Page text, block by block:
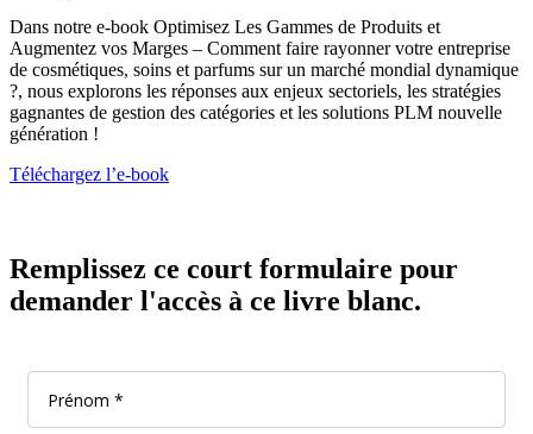
Dans notre e-book Optimisez Les Gammes de Produits et
Augmentez vos Marges – Comment faire rayonner votre entreprise
de cosmétiques, soins et parfums sur un marché mondial dynamique
?, nous explorons les réponses aux enjeux sectoriels, les stratégies
gagnantes de gestion des catégories et les solutions PLM nouvelle
génération !
Téléchargez l’e-book
Remplissez ce court formulaire pour
demander l'accès à ce livre blanc.